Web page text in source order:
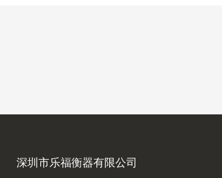
深圳市乐福衡器有限公司